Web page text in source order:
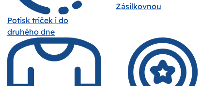
Potisk triček i do
druhého dne
Zásilkovnou